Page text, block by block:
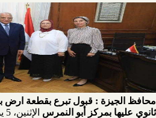
ثانوي عليها بمركز أبو النمرس الإثنين، 5 يونيو 2023